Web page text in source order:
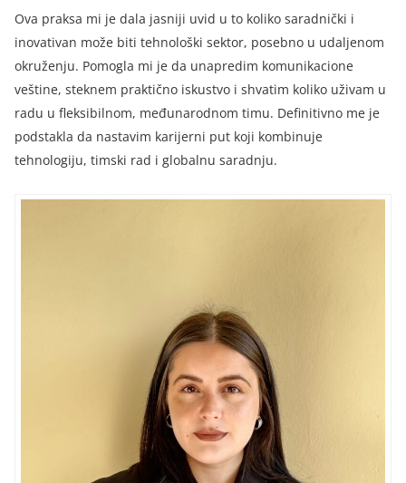
Ova praksa mi je dala jasniji uvid u to koliko saradnički i
inovativan može biti tehnološki sektor, posebno u udaljenom
okruženju. Pomogla mi je da unapredim komunikacione
veštine, steknem praktično iskustvo i shvatim koliko uživam u
radu u fleksibilnom, međunarodnom timu. Definitivno me je
podstakla da nastavim karijerni put koji kombinuje
tehnologiju, timski rad i globalnu saradnju.